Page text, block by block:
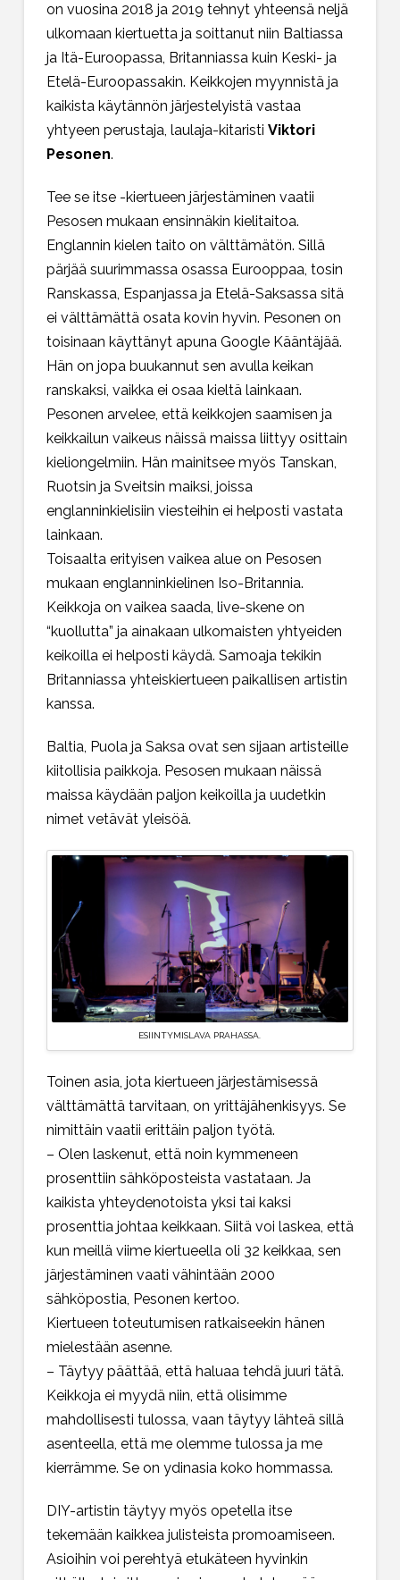
on vuosina 2018 ja 2019 tehnyt yhteensä neljä
ulkomaan kiertuetta ja soittanut niin Baltiassa
ja Itä-Euroopassa, Britanniassa kuin Keski- ja
Etelä-Euroopassakin. Keikkojen myynnistä ja
kaikista käytännön järjestelyistä vastaa
yhtyeen perustaja, laulaja-kitaristi Viktori
Pesonen.
Tee se itse -kiertueen järjestäminen vaatii
Pesosen mukaan ensinnäkin kielitaitoa.
Englannin kielen taito on välttämätön. Sillä
pärjää suurimmassa osassa Eurooppaa, tosin
Ranskassa, Espanjassa ja Etelä-Saksassa sitä
ei välttämättä osata kovin hyvin. Pesonen on
toisinaan käyttänyt apuna Google Kääntäjää.
Hän on jopa buukannut sen avulla keikan
ranskaksi, vaikka ei osaa kieltä lainkaan.
Pesonen arvelee, että keikkojen saamisen ja
keikkailun vaikeus näissä maissa liittyy osittain
kieliongelmiin. Hän mainitsee myös Tanskan,
Ruotsin ja Sveitsin maiksi, joissa
englanninkielisiin viesteihin ei helposti vastata
lainkaan.
Toisaalta erityisen vaikea alue on Pesosen
mukaan englanninkielinen Iso-Britannia.
Keikkoja on vaikea saada, live-skene on
“kuollutta” ja ainakaan ulkomaisten yhtyeiden
keikoilla ei helposti käydä. Samoaja tekikin
Britanniassa yhteiskiertueen paikallisen artistin
kanssa.
Baltia, Puola ja Saksa ovat sen sijaan artisteille
kiitollisia paikkoja. Pesosen mukaan näissä
maissa käydään paljon keikoilla ja uudetkin
nimet vetävät yleisöä.
ESIINTYMISLAVA PRAHASSA.
Toinen asia, jota kiertueen järjestämisessä
välttämättä tarvitaan, on yrittäjähenkisyys. Se
nimittäin vaatii erittäin paljon työtä.
– Olen laskenut, että noin kymmeneen
prosenttiin sähköposteista vastataan. Ja
kaikista yhteydenotoista yksi tai kaksi
prosenttia johtaa keikkaan. Siitä voi laskea, että
kun meillä viime kiertueella oli 32 keikkaa, sen
järjestäminen vaati vähintään 2000
sähköpostia, Pesonen kertoo.
Kiertueen toteutumisen ratkaiseekin hänen
mielestään asenne.
– Täytyy päättää, että haluaa tehdä juuri tätä.
Keikkoja ei myydä niin, että olisimme
mahdollisesti tulossa, vaan täytyy lähteä sillä
asenteella, että me olemme tulossa ja me
kierrämme. Se on ydinasia koko hommassa.
DIY-artistin täytyy myös opetella itse
tekemään kaikkea julisteista promoamiseen.
Asioihin voi perehtyä etukäteen hyvinkin